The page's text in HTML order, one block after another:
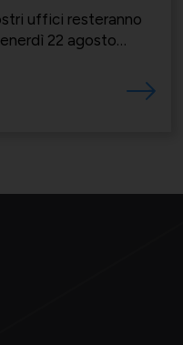
uffici resteranno
22 agosto